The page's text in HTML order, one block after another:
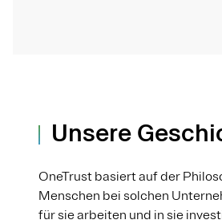
Unsere
OneTrust basiert auf der
Menschen bei solchen
für sie arbeiten und in sie